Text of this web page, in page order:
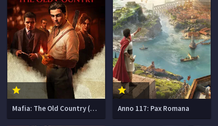
Mafia: The Old Country (Мафия 4) Anno 117: Pax Romana